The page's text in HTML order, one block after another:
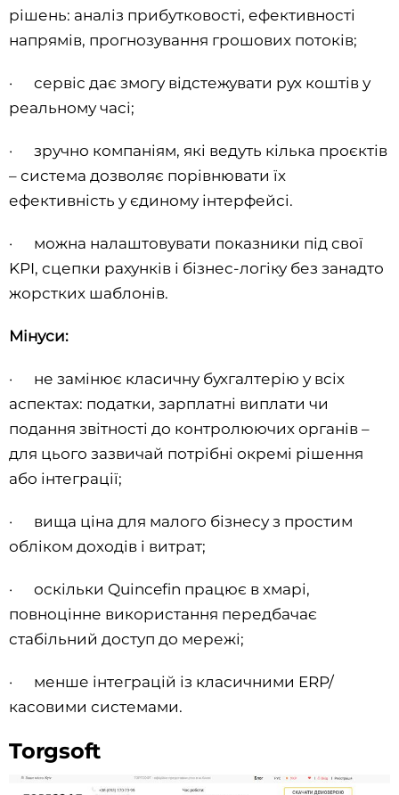
рішень: аналіз прибутковості, ефективності
напрямів, прогнозування грошових потоків;
· сервіс дає змогу відстежувати рух коштів у
реальному часі;
· зручно компаніям, які ведуть кілька проєктів
– система дозволяє порівнювати їх
ефективність у єдиному інтерфейсі.
· можна налаштовувати показники під свої
KPI, сцепки рахунків і бізнес-логіку без занадто
жорстких шаблонів.
Мінуси:
· не замінює класичну бухгалтерію у всіх
аспектах: податки, зарплатні виплати чи
подання звітності до контролюючих органів –
для цього зазвичай потрібні окремі рішення
або інтеграції;
· вища ціна для малого бізнесу з простим
обліком доходів і витрат;
· оскільки Quincefin працює в хмарі,
повноцінне використання передбачає
стабільний доступ до мережі;
· менше інтеграцій із класичними ERP/
касовими системами.
Torgsoft